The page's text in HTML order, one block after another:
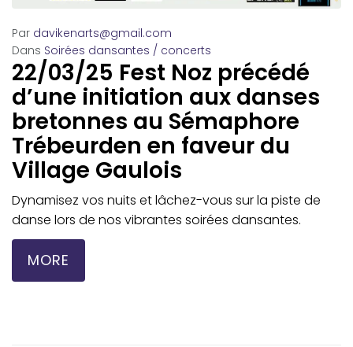
Par davikenarts@gmail.com
Dans Soirées dansantes / concerts
22/03/25 Fest Noz précédé
d’une initiation aux danses
bretonnes au Sémaphore
Trébeurden en faveur du
Village Gaulois
Dynamisez vos nuits et lâchez-vous sur la piste de
danse lors de nos vibrantes soirées dansantes.
MORE